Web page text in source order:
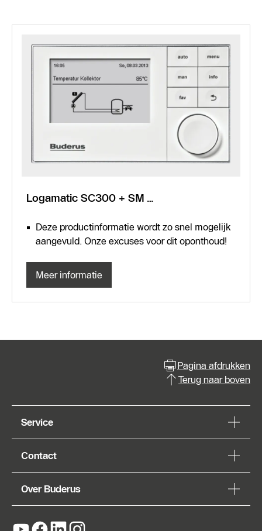
Logamatic SC300 + SM…
Deze productinformatie wordt zo snel mogelijk
aangevuld. Onze excuses voor dit oponthoud!
Meer informatie
Pagina afdrukken
Terug naar boven
Service
Contact
Over Buderus